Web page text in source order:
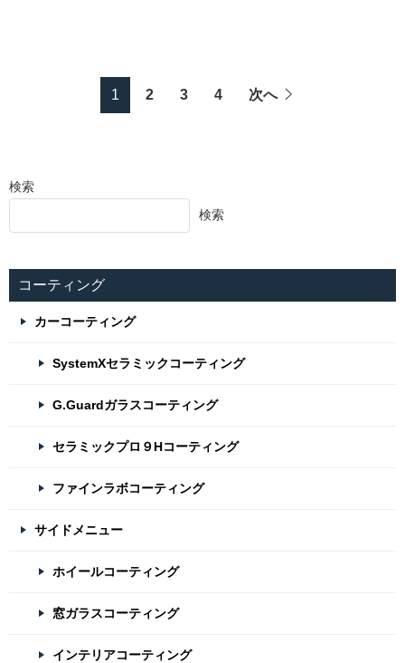
1 2 3 4 次へ
検索
検索
コーティング
カーコーティング
SystemXセラミックコーティング
G.Guardガラスコーティング
セラミックプロ９Hコーティング
ファインラボコーティング
サイドメニュー
ホイールコーティング
窓ガラスコーティング
インテリアコーティング